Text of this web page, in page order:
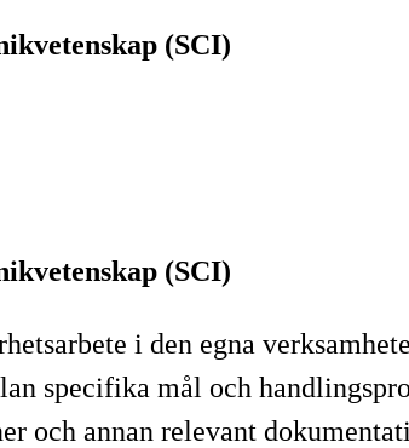
(SCI)
(SCI)
i den egna
specifika mål och
och annan relevant